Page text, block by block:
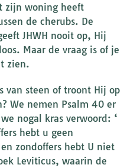
zijn woning heeft
de cherubs. De
JHWH nooit op, Hij
Maar de vraag is of je
zien.
van steen of troont Hij op
We nemen Psalm 40 er
nogal kras verwoord: ‘
hebt u geen
zondoffers hebt U niet
Leviticus, waarin de